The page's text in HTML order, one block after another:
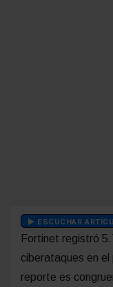
ESCUCHAR
Fortinet registró
ciberataques en
reporte es